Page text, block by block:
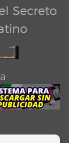
Secreto